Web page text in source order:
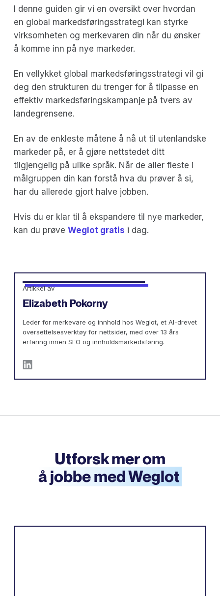
I denne guiden gir vi en oversikt over hvordan
en global markedsføringsstrategi kan styrke
virksomheten og merkevaren din når du ønsker
å komme inn på nye markeder.
En vellykket global markedsføringsstrategi vil gi
deg den strukturen du trenger for å tilpasse en
effektiv markedsføringskampanje på tvers av
landegrensene.
En av de enkleste måtene å nå ut til utenlandske
markeder på, er å gjøre nettstedet ditt
tilgjengelig på ulike språk. Når de aller fleste i
målgruppen din kan forstå hva du prøver å si,
har du allerede gjort halve jobben.
Hvis du er klar til å ekspandere til nye markeder,
kan du prøve Weglot gratis i dag.
Artikkel av
Elizabeth Pokorny
Leder for merkevare og innhold hos Weglot, et AI-drevet
oversettelsesverktøy for nettsider, med over 13 års
erfaring innen SEO og innholdsmarkedsføring.
Utforsk mer om
å jobbe med Weglot